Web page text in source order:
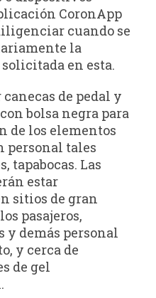
CoronApp
cuando se
la
en esta.
canecas de pedal y
bolsa negra para
de los elementos
personal tales
tapabocas. Las
estar
sitios de gran
pasajeros,
demás personal
y cerca de
de gel